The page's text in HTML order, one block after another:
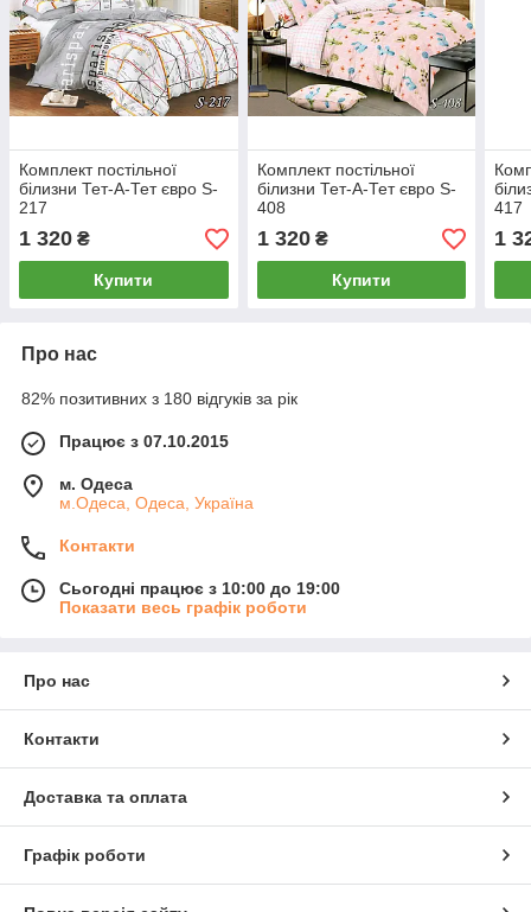
Комплект постільної
білизни Тет-А-Тет євро S-
217
1 320 ₴
Купити
Комплект постільної
білизни Тет-А-Тет євро S-
408
1 320₴
Купити
417
1
Про нас
82% позитивних з 180 відгуків за рік
Працює з 07.10.2015
м. Одеса
м.Одеса, Одеса, Україна
Контакти
Сьогодні працює з 10:00 до 19:00
Показати весь графік роботи
Про нас
Контакти
Доставка та оплата
Графік роботи